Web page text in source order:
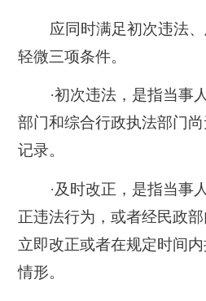
应同时满足初次违法
轻微三项条件。
·初次违法，是指当事
部门和综合行政执法部门
记录。
·及时改正，是指当事
正违法行为，或者经民政
立即改正或者在规定时间
情形。